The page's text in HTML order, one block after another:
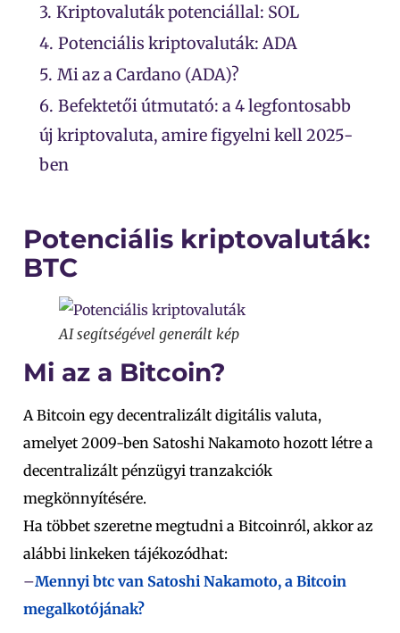
3. Kriptovaluták potenciállal: SOL
4. Potenciális kriptovaluták: ADA
5. Mi az a Cardano (ADA)?
6. Befektetői útmutató: a 4 legfontosabb
új kriptovaluta, amire figyelni kell 2025-
ben
Potenciális kriptovaluták:
BTC
AI segítségével generált kép
Mi az a Bitcoin?
A Bitcoin egy decentralizált digitális valuta,
amelyet 2009-ben Satoshi Nakamoto hozott létre a
decentralizált pénzügyi tranzakciók
megkönnyítésére.
Ha többet szeretne megtudni a Bitcoinról, akkor az
alábbi linkeken tájékozódhat:
–Mennyi btc van Satoshi Nakamoto, a Bitcoin
megalkotójának?